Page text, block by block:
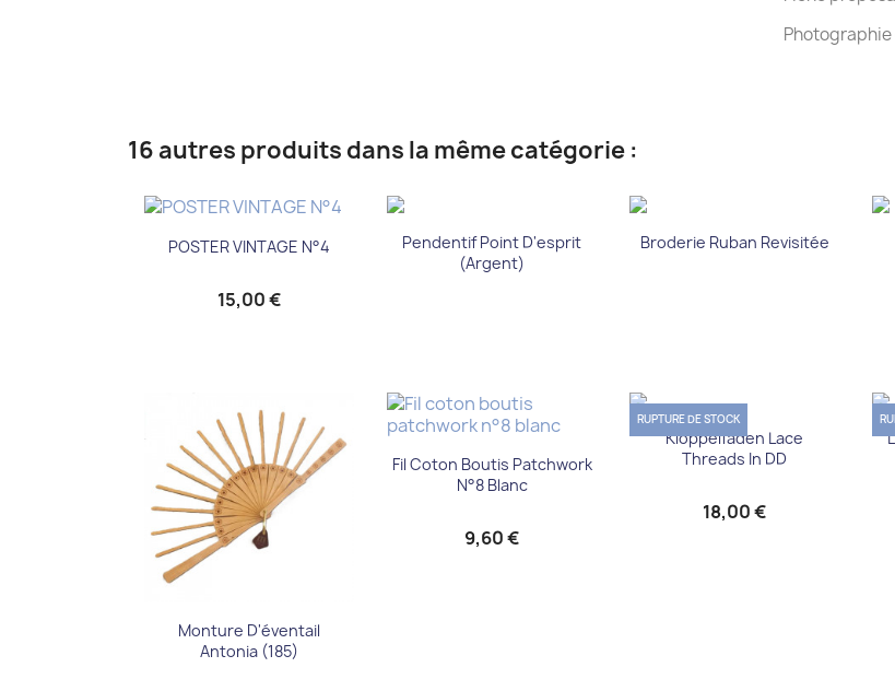
16 autres produits dans la même catégorie :
Aperçu rapide
POSTER VINTAGE N°4
15,00 €
Aperçu rapide
Pendentif Point D'esprit
(argent)
Aperçu rapide
Broderie Ruban Revisitée
Aperçu rapide
Monture D'éventail
Antonia (185)
Aperçu rapide
Fil Coton Boutis Patchwork
N°8 Blanc
9,60 €
Aperçu rapide
Klöppelfäden Lace
Threads In DD
18,00 €
RUPTURE DE STOCK